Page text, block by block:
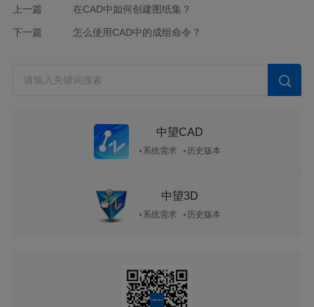
上一篇 在CAD中如何创建图纸集？
下一篇 怎么使用CAD中的成组命令？
中望CAD
系统需求 历史版本
中望3D
系统需求 历史版本